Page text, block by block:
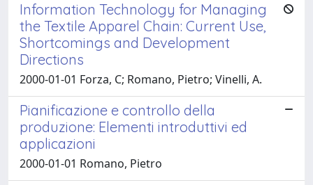
Information Technology for Managing
the Textile Apparel Chain: Current Use,
Shortcomings and Development
Directions
2000-01-01 Forza, C; Romano, Pietro; Vinelli, A.
Pianificazione e controllo della
produzione: Elementi introduttivi ed
applicazioni
2000-01-01 Romano, Pietro